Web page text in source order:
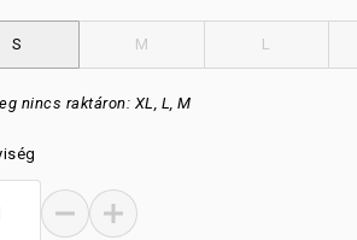
S M L
nincs raktáron: XL, L, M
remove add